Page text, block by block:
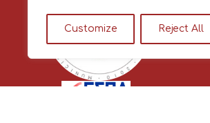
Customize Reject All